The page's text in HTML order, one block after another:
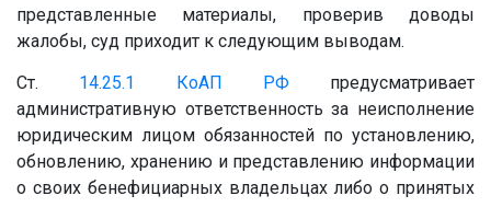
представленные материалы, проверив доводы
жалобы, суд приходит к следующим выводам.
Ст. 14.25.1 КоАП РФпредусматривает
административную ответственность за неисполнение
юридическим лицом обязанностей по установлению,
обновлению, хранению и представлению информации
о своих бенефициарных владельцах либо о принятых